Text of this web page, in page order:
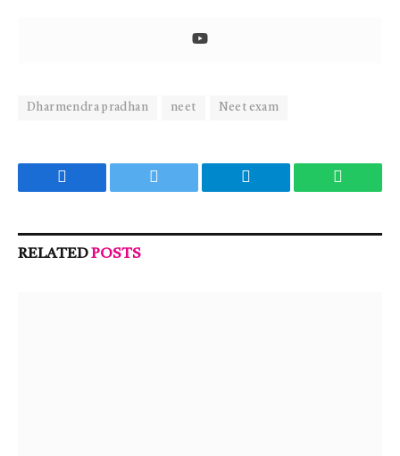
Dharmendra pradhan neet Neet exam
Facebook Twitter Telegram
RELATEDPOSTS